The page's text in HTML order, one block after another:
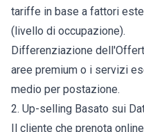
tariffe in base a fattori
(livello di occupazione).
Differenziazione
aree premium o i servizi
medio per postazione.
2. Up-selling Basato sui
Il cliente che prenota